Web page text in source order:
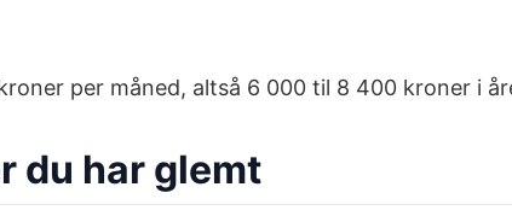
per måned, altså 6 000 til 8 400 kroner i
du har glemt